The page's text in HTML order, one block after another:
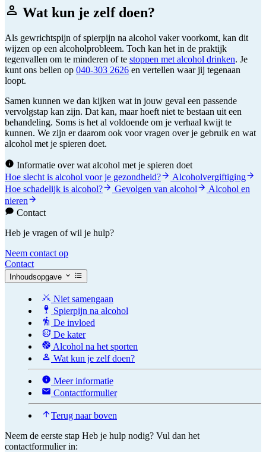
Wat kun je zelf doen?
Als gewrichtspijn of spierpijn na alcohol vaker voorkomt, kan dit
wijzen op een alcoholprobleem. Toch kan het in de praktijk
tegenvallen om te minderen of te stoppen met alcohol drinken. Je
kunt ons bellen op 040-303 2626 en vertellen waar jij tegenaan
loopt.
Samen kunnen we dan kijken wat in jouw geval een passende
vervolgstap kan zijn. Dat kan, maar hoeft niet te bestaan uit een
behandeling. Soms is het al voldoende om je verhaal kwijt te
kunnen. We zijn er daarom ook voor vragen over je gebruik en wat
alcohol met je spieren doet.
Informatie over wat alcohol met je spieren doet
Hoe slecht is alcohol voor je gezondheid?
Alcoholvergiftiging
Hoe schadelijk is alcohol?
Gevolgen van alcohol
Alcohol en
nieren
Contact
Heb je vragen of wil je hulp?
Neem contact op
Contact
Inhoudsopgave
Niet samengaan
Spierpijn na alcohol
De invloed
De kater
Alcohol na het sporten
Wat kun je zelf doen?
Meer informatie
Contactformulier
Terug naar boven
Neem de eerste stap Heb je hulp nodig? Vul dan het
contactformulier in: